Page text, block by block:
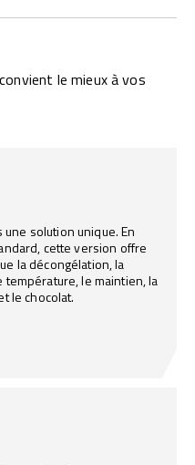
le mieux à vos
solution unique. En
cette version offre
la décongélation, la
le maintien, la
le chocolat.